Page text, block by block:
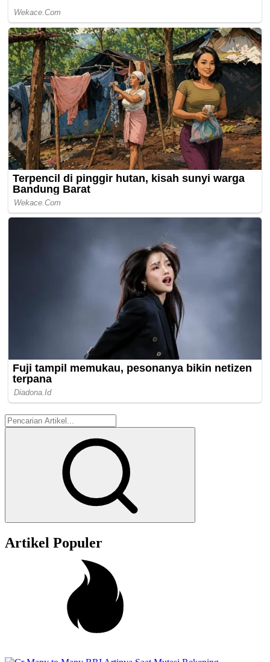
Artikel Populer